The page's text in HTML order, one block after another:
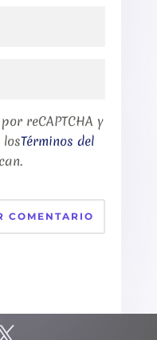
reCAPTCHA y
losTérminos del
COMENTARIO